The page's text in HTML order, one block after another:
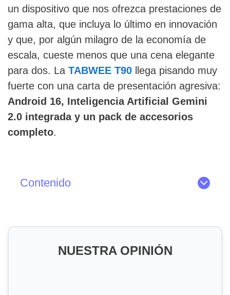
un dispositivo que nos ofrezca prestaciones de
gama alta, que incluya lo último en innovación
y que, por algún milagro de la economía de
escala, cueste menos que una cena elegante
para dos. La TABWEE T90 llega pisando muy
fuerte con una carta de presentación agresiva:
Android 16, Inteligencia Artificial Gemini
2.0 integrada y un pack de accesorios
completo.
Contenido
NUESTRA OPINIÓN